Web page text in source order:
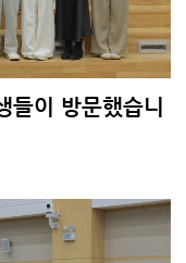
이 방문했습니